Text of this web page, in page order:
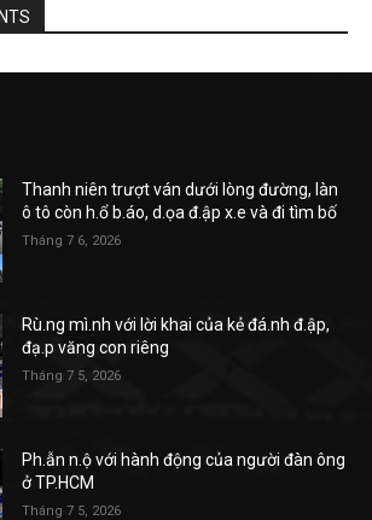
Thanh niên trượt ván dưới lòng đường, làn
ô tô còn h.ổ b.áo, d.ọa đ.ập x.e và đi tìm bố
Tháng 7 6, 2026
Rù.ng mì.nh với lời khai của kẻ đá.nh đ.ập,
đạ.p văng con riêng
Tháng 7 5, 2026
Ph.ẫn n.ộ với hành động của người đàn ông
ở TP.HCM
Tháng 7 5, 2026